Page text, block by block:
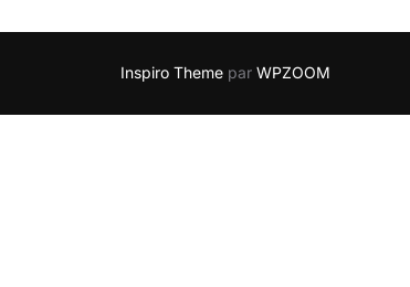
Inspiro Theme par WPZOOM